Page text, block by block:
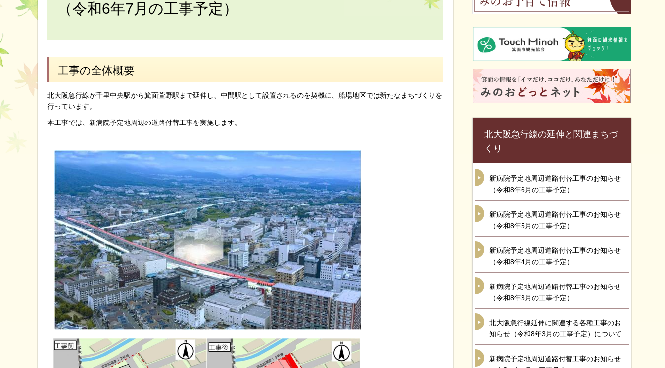
（令和6年7月の工事予定）
工事の全体概要
北大阪急行線が千里中央駅から箕面萱野駅まで延伸し、中間駅として設置されるのを契機に、船場地区では新たなまちづくりを
行っています。
本工事では、新病院予定地周辺の道路付替工事を実施します。
北大阪急行線の延伸と関連まちづ
くり
新病院予定地周辺道路付替工事のお知らせ
（令和8年6月の工事予定）
新病院予定地周辺道路付替工事のお知らせ
（令和8年5月の工事予定）
新病院予定地周辺道路付替工事のお知らせ
（令和8年4月の工事予定）
新病院予定地周辺道路付替工事のお知らせ
（令和8年3月の工事予定）
北大阪急行線延伸に関連する各種工事のお
知らせ（令和8年3月の工事予定）について
新病院予定地周辺道路付替工事のお知らせ